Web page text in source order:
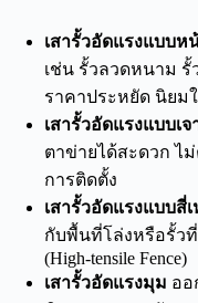
เสารั้วอัดแรงแบบห
เช่น รั้วลวดหนาม รั้
ราคาประหยัด นิยม
เสารั้วอัดแรงแบบเจ
ตาข่ายได้สะดวก ไ
การติดตั้ง
เสารั้วอัดแรงแบบสี่
กับพื้นที่โล่งหรือรั้วที่
(High-tensile Fence)
เสารั้วอัดแรงมุม ออ